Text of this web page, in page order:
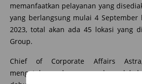
memanfaatkan pelayanan yang
yang berlangsung mulai 4 September
2023, total akan ada 45 lokasi yang
Group.
Chief of Corporate Affairs
mengatakan pelanggan perlu